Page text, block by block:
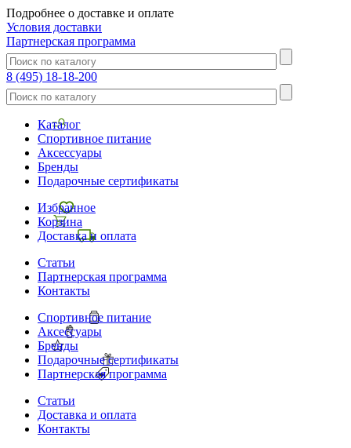
Подробнее о доставке и оплате
Условия доставки
Партнерская программа
8 (495) 18-18-200
Каталог
Спортивное питание
Аксессуары
Бренды
Подарочные сертификаты
Избранное
Корзина
Доставка и оплата
Статьи
Партнерская программа
Контакты
Спортивное питание
Аксессуары
Бренды
Подарочные сертификаты
Партнерская программа
Статьи
Доставка и оплата
Контакты